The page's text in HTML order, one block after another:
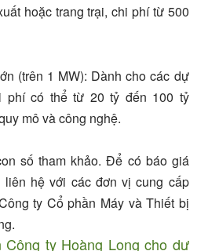
hoặc trang trại, chi phí từ 500
(trên 1 MW): Dành cho các dự
phí có thể từ 20 tỷ đến 100 tỷ
mô và công nghệ.
số tham khảo. Để có báo giá
liên hệ với các đơn vị cung cấp
ty Cổ phần Máy và Thiết bị
.
Công ty Hoàng Long cho dự